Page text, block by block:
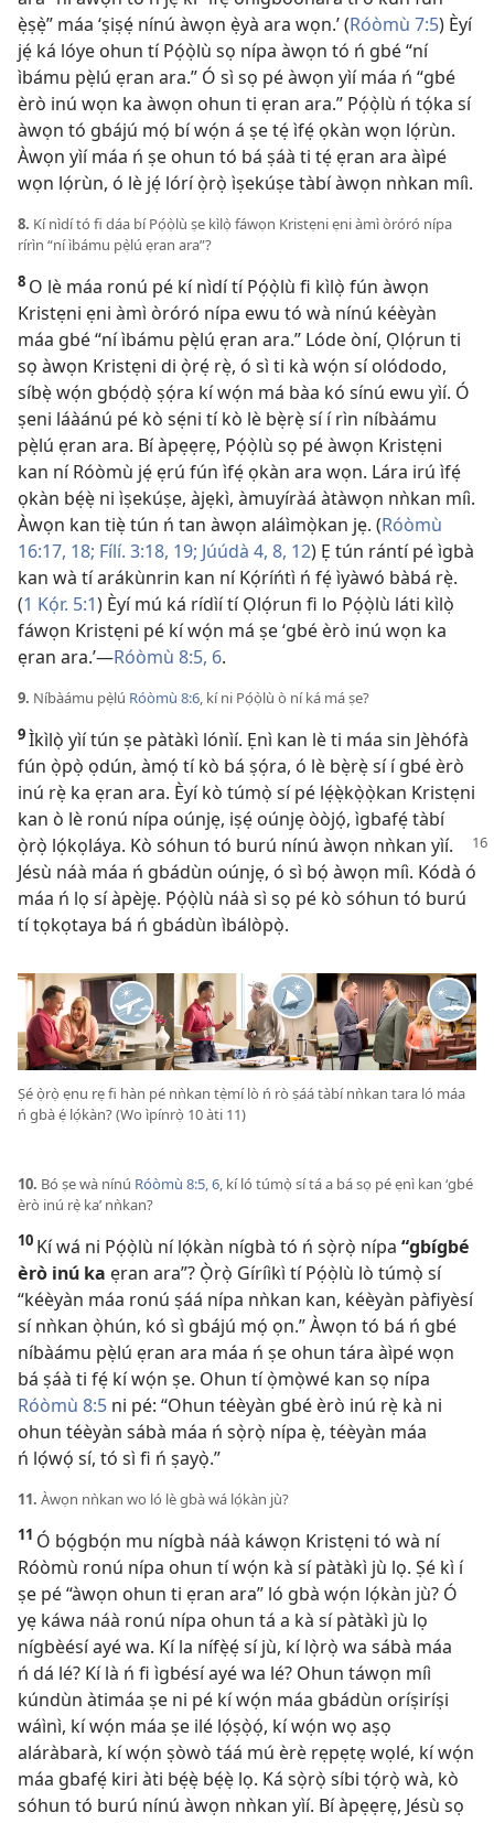
ẹ̀ṣẹ̀” máa ‘ṣiṣẹ́ nínú àwọn ẹ̀yà ara wọn.’ (Róòmù 7:5) Èyí
jẹ́ ká lóye ohun tí Pọ́ọ̀lù sọ nípa àwọn tó ń gbé “ní
ìbámu pẹ̀lú ẹran ara.” Ó sì sọ pé àwọn yìí máa ń “gbé
èrò inú wọn ka àwọn ohun ti ẹran ara.” Pọ́ọ̀lù ń tọ́ka sí
àwọn tó gbájú mọ́ bí wọ́n á ṣe tẹ́ ìfẹ́ ọkàn wọn lọ́rùn.
Àwọn yìí máa ń ṣe ohun tó bá ṣáà ti tẹ́ ẹran ara àìpé
wọn lọ́rùn, ó lè jẹ́ lórí ọ̀rọ̀ ìṣekúṣe tàbí àwọn nǹkan míì.
8. Kí nìdí tó fi dáa bí Pọ́ọ̀lù ṣe kìlọ̀ fáwọn Kristẹni ẹni àmì òróró nípa
rírìn “ní ìbámu pẹ̀lú ẹran ara”?
8 O lè máa ronú pé kí nìdí tí Pọ́ọ̀lù fi kìlọ̀ fún àwọn
Kristẹni ẹni àmì òróró nípa ewu tó wà nínú kéèyàn
máa gbé “ní ìbámu pẹ̀lú ẹran ara.” Lóde òní, Ọlọ́run ti
sọ àwọn Kristẹni di ọ̀rẹ́ rẹ̀, ó sì ti kà wọ́n sí olódodo,
síbẹ̀ wọ́n gbọ́dọ̀ ṣọ́ra kí wọ́n má bàa kó sínú ewu yìí. Ó
ṣeni láàánú pé kò sẹ́ni tí kò lè bẹ̀rẹ̀ sí í rìn níbàámu
pẹ̀lú ẹran ara. Bí àpẹẹrẹ, Pọ́ọ̀lù sọ pé àwọn Kristẹni
kan ní Róòmù jẹ́ ẹrú fún ìfẹ́ ọkàn ara wọn. Lára irú ìfẹ́
ọkàn bẹ́ẹ̀ ni ìṣekúṣe, àjẹkì, àmuyíràá àtàwọn nǹkan míì.
Àwọn kan tiẹ̀ tún ń tan àwọn aláìmọ̀kan jẹ. (Róòmù
16:17, 18; Fílí. 3:18, 19; Júúdà 4, 8, 12) Ẹ tún rántí pé ìgbà
kan wà tí arákùnrin kan ní Kọ́ríńtì ń fẹ́ ìyàwó bàbá rẹ̀.
(1 Kọ́r. 5:1) Èyí mú ká rídìí tí Ọlọ́run fi lo Pọ́ọ̀lù láti kìlọ̀
fáwọn Kristẹni pé kí wọ́n má ṣe ‘gbé èrò inú wọn ka
ẹran ara.’​—Róòmù 8:5, 6.
9. Níbàámu pẹ̀lú Róòmù 8:6, kí ni Pọ́ọ̀lù ò ní ká má ṣe?
9Ìkìlọ̀ yìí tún ṣe pàtàkì lónìí. Ẹnì kan lè ti máa sin Jèhófà
fún ọ̀pọ̀ ọdún, àmọ́ tí kò bá ṣọ́ra, ó lè bẹ̀rẹ̀ sí í gbé èrò
inú rẹ̀ ka ẹran ara. Èyí kò túmọ̀ sí pé lẹ́ẹ̀kọ̀ọ̀kan Kristẹni
kan ò lè ronú nípa oúnjẹ, iṣẹ́ oúnjẹ òòjọ́, ìgbafẹ́ tàbí
ọ̀rọ̀ lọ́kọláya. Kò sóhun tó burú nínú àwọn nǹkan yìí.
Jésù náà máa ń gbádùn oúnjẹ, ó sì bọ́ àwọn míì. Kódà ó
máa ń lọ sí àpèjẹ. Pọ́ọ̀lù náà sì sọ pé kò sóhun tó burú
tí tọkọtaya bá ń gbádùn ìbálòpọ̀.
Ṣé ọ̀rọ̀ ẹnu rẹ fi hàn pé nǹkan tẹ̀mí lò ń rò ṣáá tàbí nǹkan tara ló máa
ń gbà ẹ́ lọ́kàn? (Wo ìpínrọ̀ 10 àti 11)
10. Bó ṣe wà nínú Róòmù 8:5, 6, kí ló túmọ̀ sí tá a bá sọ pé ẹnì kan ‘gbé
èrò inú rẹ̀ ka’ nǹkan?
10 Kí wá ni Pọ́ọ̀lù ní lọ́kàn nígbà tó ń sọ̀rọ̀ nípa “gbígbé
èrò inú ka ẹran ara”? Ọ̀rọ̀ Gíríìkì tí Pọ́ọ̀lù lò túmọ̀ sí
“kéèyàn máa ronú ṣáá nípa nǹkan kan, kéèyàn pàfiyèsí
sí nǹkan ọ̀hún, kó sì gbájú mọ́ ọn.” Àwọn tó bá ń gbé
níbàámu pẹ̀lú ẹran ara máa ń ṣe ohun tára àìpé wọn
bá ṣáà ti fẹ́ kí wọ́n ṣe. Ohun tí ọ̀mọ̀wé kan sọ nípa
Róòmù 8:5 ni pé: “Ohun téèyàn gbé èrò inú rẹ̀ kà ni
ohun téèyàn sábà máa ń sọ̀rọ̀ nípa ẹ̀, téèyàn máa
ń lọ́wọ́ sí, tó sì fi ń ṣayọ̀.”
11. Àwọn nǹkan wo ló lè gbà wá lọ́kàn jù?
11 Ó bọ́gbọ́n mu nígbà náà káwọn Kristẹni tó wà ní
Róòmù ronú nípa ohun tí wọ́n kà sí pàtàkì jù lọ. Ṣé kì í
ṣe pé “àwọn ohun ti ẹran ara” ló gbà wọ́n lọ́kàn jù? Ó
yẹ káwa náà ronú nípa ohun tá a kà sí pàtàkì jù lọ
nígbèésí ayé wa. Kí la nífẹ̀ẹ́ sí jù, kí lọ̀rọ̀ wa sábà máa
ń dá lé? Kí là ń fi ìgbésí ayé wa lé? Ohun táwọn míì
kúndùn àtimáa ṣe ni pé kí wọ́n máa gbádùn oríṣiríṣi
wáìnì, kí wọ́n máa ṣe ilé lọ́ṣọ̀ọ́, kí wọ́n wọ aṣọ
aláràbarà, kí wọ́n ṣòwò táá mú èrè rẹpẹtẹ wọlé, kí wọ́n
máa gbafẹ́ kiri àti bẹ́ẹ̀ bẹ́ẹ̀ lọ. Ká sọ̀rọ̀ síbi tọ́rọ̀ wà, kò
sóhun tó burú nínú àwọn nǹkan yìí. Bí àpẹẹrẹ, Jésù sọ